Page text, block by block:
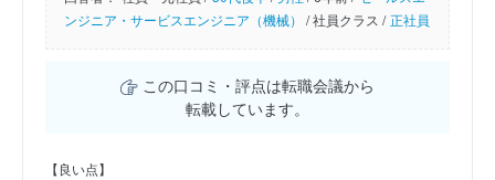
ンジニア・サービスエンジニア（機械） /社員クラス / 正社員
この口コミ・評点は転職会議から
転載しています。
【良い点】